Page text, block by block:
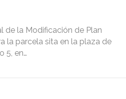
de la Modificación de Plan
la parcela sita en la plaza de
5, en…